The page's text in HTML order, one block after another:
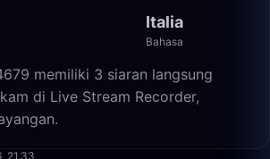
Italia
Bahasa
memiliki 3 siaran langsung
di Live Stream Recorder,
21.33